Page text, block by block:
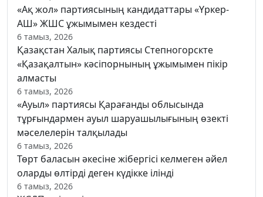
«Ақ жол» партиясының кандидаттары «Үркер-
АШ» ЖШС ұжымымен кездесті
6 тамыз, 2026
Қазақстан Халық партиясы Степногорскте
«Қазақалтын» кәсіпорнының ұжымымен пікір
алмасты
6 тамыз, 2026
«Ауыл» партиясы Қарағанды облысында
тұрғындармен ауыл шаруашылығының өзекті
мәселелерін талқылады
6 тамыз, 2026
Төрт баласын әкесіне жібергісі келмеген әйел
оларды өлтірді деген күдікке ілінді
6 тамыз, 2026